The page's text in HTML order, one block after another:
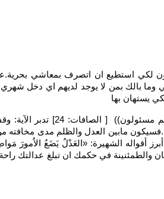
لكي استطيع ان اتصرف بمعاشي
بالك بمن لا يوجد لديهم اي دخل شهري
يستهان بها
فسيحاسب على البعير لو تعثر
مابين العدل والظلم مدى مخافته
أقواله الشهيرة: «العَدْلُ يَضَعُ الاُمورَ
والطمئنينة في حكمك ان تبلغ عدالتك